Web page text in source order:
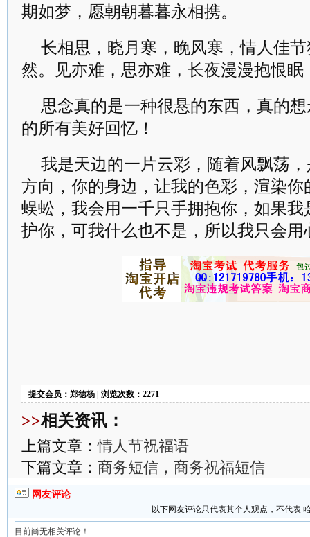
期如梦，愿朝朝暮暮永相携。
长相思，晓月寒，晚风寒，情人佳
然。见亦难，思亦难，长夜漫漫抱恨眠
思念真的是一种很悬的东西，真的
的所有美好回忆！
我是天边的一片云彩，随着风飘荡
方向，你的身边，让我的色彩，渲染
蜈蚣，我会用一千只手拥抱你，如果
护你，可我什么也不是，所以我只会用
提交会员：郑德杨 | 浏览次数：2271
>>相关资讯：
上篇文章：情人节祝福语
下篇文章： 商务短信，商务祝福短信
网友评论
以下网友评论只代表其个人观点，不代表
目前尚无相关评论！